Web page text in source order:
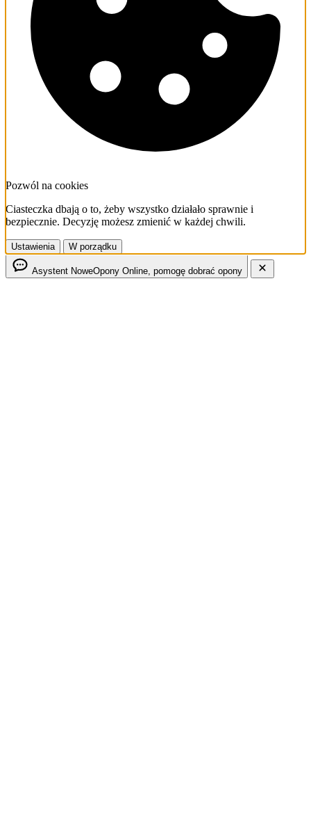
Pozwól na cookies
Ciasteczka dbają o to, żeby wszystko działało sprawnie i
bezpiecznie. Decyzję możesz zmienić w każdej chwili.
Ustawienia W porządku
Asystent NoweOpony Online, pomogę dobrać opony